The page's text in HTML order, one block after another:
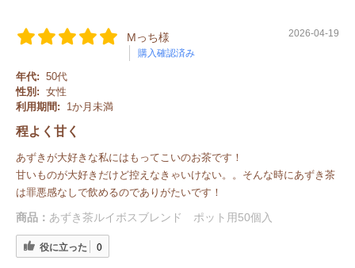
Mっち様
購入確認済み
2026-04-19
年代: 50代
性別: 女性
利用期間:
1か月未満
程よく甘く
あずきが大好きな私にはもってこいのお茶です！
甘いものが大好きだけど控えなきゃいけない。。そんな時にあずき茶
は罪悪感なしで飲めるのでありがたいです！
商品： あずき茶ルイボスブレンド ポット用50個入
役に立った 0